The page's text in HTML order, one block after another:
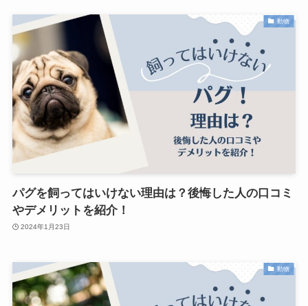
動物
パグを飼ってはいけない理由は？後悔した人の口コミ
やデメリットを紹介！
2024年1月23日
動物